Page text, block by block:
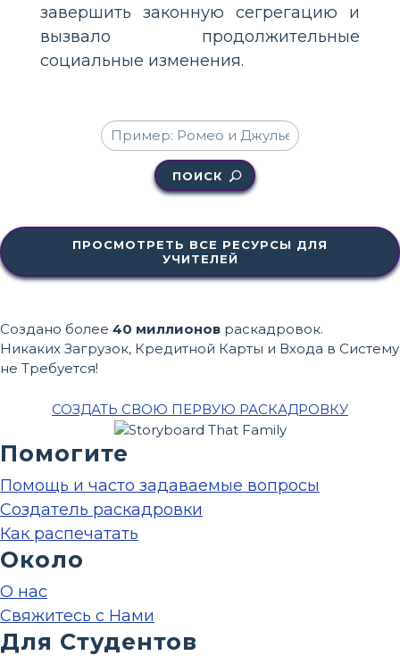
завершить законную сегрегацию и
вызвало продолжительные
социальные изменения.
ПОИСК
ПРОСМОТРЕТЬ ВСЕ РЕСУРСЫ ДЛЯ
УЧИТЕЛЕЙ
Создано более 40 миллионов раскадровок.
Никаких Загрузок, Кредитной Карты и Входа в Систему
не Требуется!
СОЗДАТЬ СВОЮ ПЕРВУЮ РАСКАДРОВКУ
Помогите
Помощь и часто задаваемые вопросы
Создатель раскадровки
Как распечатать
Около
О нас
Свяжитесь с Нами
Для Студентов